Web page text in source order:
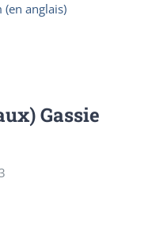
(en anglais)
Gassie